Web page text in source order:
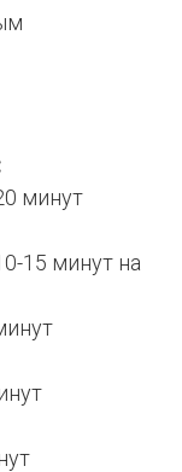
минут
15 минут на